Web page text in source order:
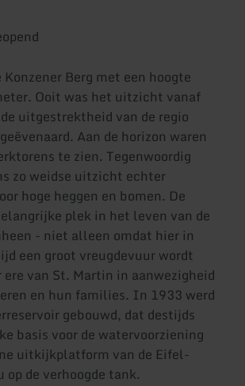
Konzener Berg met een hoogte
Ooit was het uitzicht vanaf
uitgestrektheid van de regio
Aan de horizon waren
te zien. Tegenwoordig
zo weidse uitzicht echter
hoge heggen en bomen. De
plek in het leven van de
- niet alleen omdat hier in
een groot vreugdevuur wordt
van St. Martin in aanwezigheid
en hun families. In 1933 werd
gebouwd, dat destijds
basis voor de watervoorziening
uitkijkplatform van de Eifel-
de verhoogde tank.